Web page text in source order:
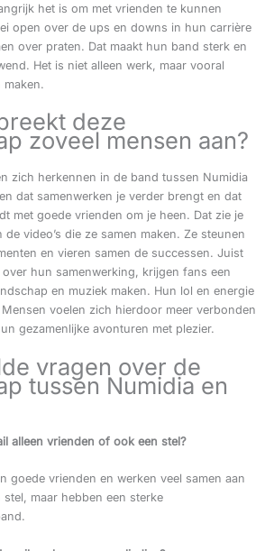
het is om met vrienden te kunnen
open over de ups en downs in hun carrière
over praten. Dat maakt hun band sterk en
Het is niet alleen werk, maar vooral
maken.
deze
zoveel mensen aan?
zich herkennen in de band tussen Numidia
dat samenwerken je verder brengt en dat
met goede vrienden om je heen. Dat zie je
video’s die ze samen maken. Ze steunen
en vieren samen de successen. Juist
hun samenwerking, krijgen fans een
en muziek maken. Hun lol en energie
voelen zich hierdoor meer verbonden
gezamenlijke avonturen met plezier.
vragen over de
tussen Numidia en
alleen vrienden of ook een stel?
goede vrienden en werken veel samen aan
stel, maar hebben een sterke